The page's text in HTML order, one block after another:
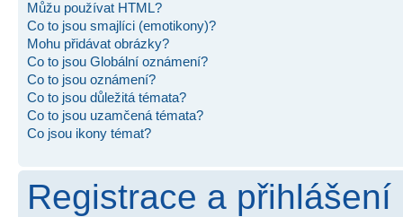
Můžu používat HTML?
Co to jsou smajlíci (emotikony)?
Mohu přidávat obrázky?
Co to jsou Globální oznámení?
Co to jsou oznámení?
Co to jsou důležitá témata?
Co to jsou uzamčená témata?
Co jsou ikony témat?
Registrace a přihlášení